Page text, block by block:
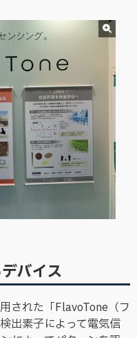
バイス
された「FlavoTone（フ
出素子によって電気信